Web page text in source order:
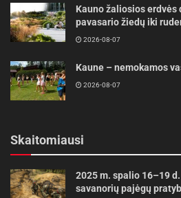
Kauno žaliosios
pavasario žiedų iki
2026-08-07
Kaune – nemokamos
2026-08-07
Skaitomiausi
2025 m. spalio 16–19
savanorių pajėgų